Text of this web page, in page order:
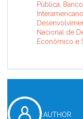
Pública, Banco
Nacional de
Econômico e
AUTHOR